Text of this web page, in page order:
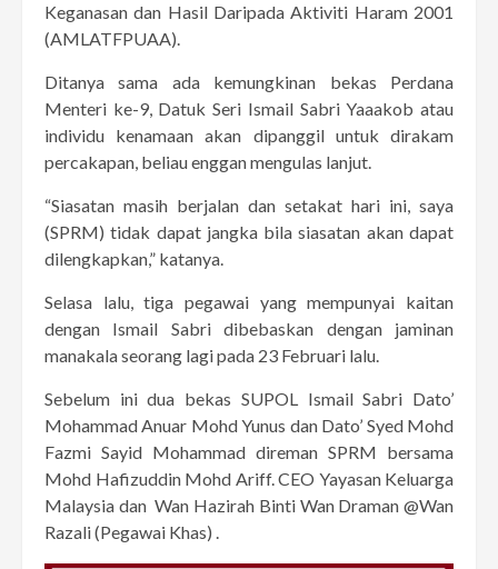
Keganasan dan Hasil Daripada Aktiviti Haram 2001
(AMLATFPUAA).
Ditanya sama ada kemungkinan bekas Perdana
Menteri ke-9, Datuk Seri Ismail Sabri Yaaakob atau
individu kenamaan akan dipanggil untuk dirakam
percakapan, beliau enggan mengulas lanjut.
“Siasatan masih berjalan dan setakat hari ini, saya
(SPRM) tidak dapat jangka bila siasatan akan dapat
dilengkapkan,” katanya.
Selasa lalu, tiga pegawai yang mempunyai kaitan
dengan Ismail Sabri dibebaskan dengan jaminan
manakala seorang lagi pada 23 Februari lalu.
Sebelum ini dua bekas SUPOL Ismail Sabri Dato’
Mohammad Anuar Mohd Yunus dan Dato’ Syed Mohd
Fazmi Sayid Mohammad direman SPRM bersama
Mohd Hafizuddin Mohd Ariff. CEO Yayasan Keluarga
Malaysia dan Wan Hazirah Binti Wan Draman @Wan
Razali (Pegawai Khas) .